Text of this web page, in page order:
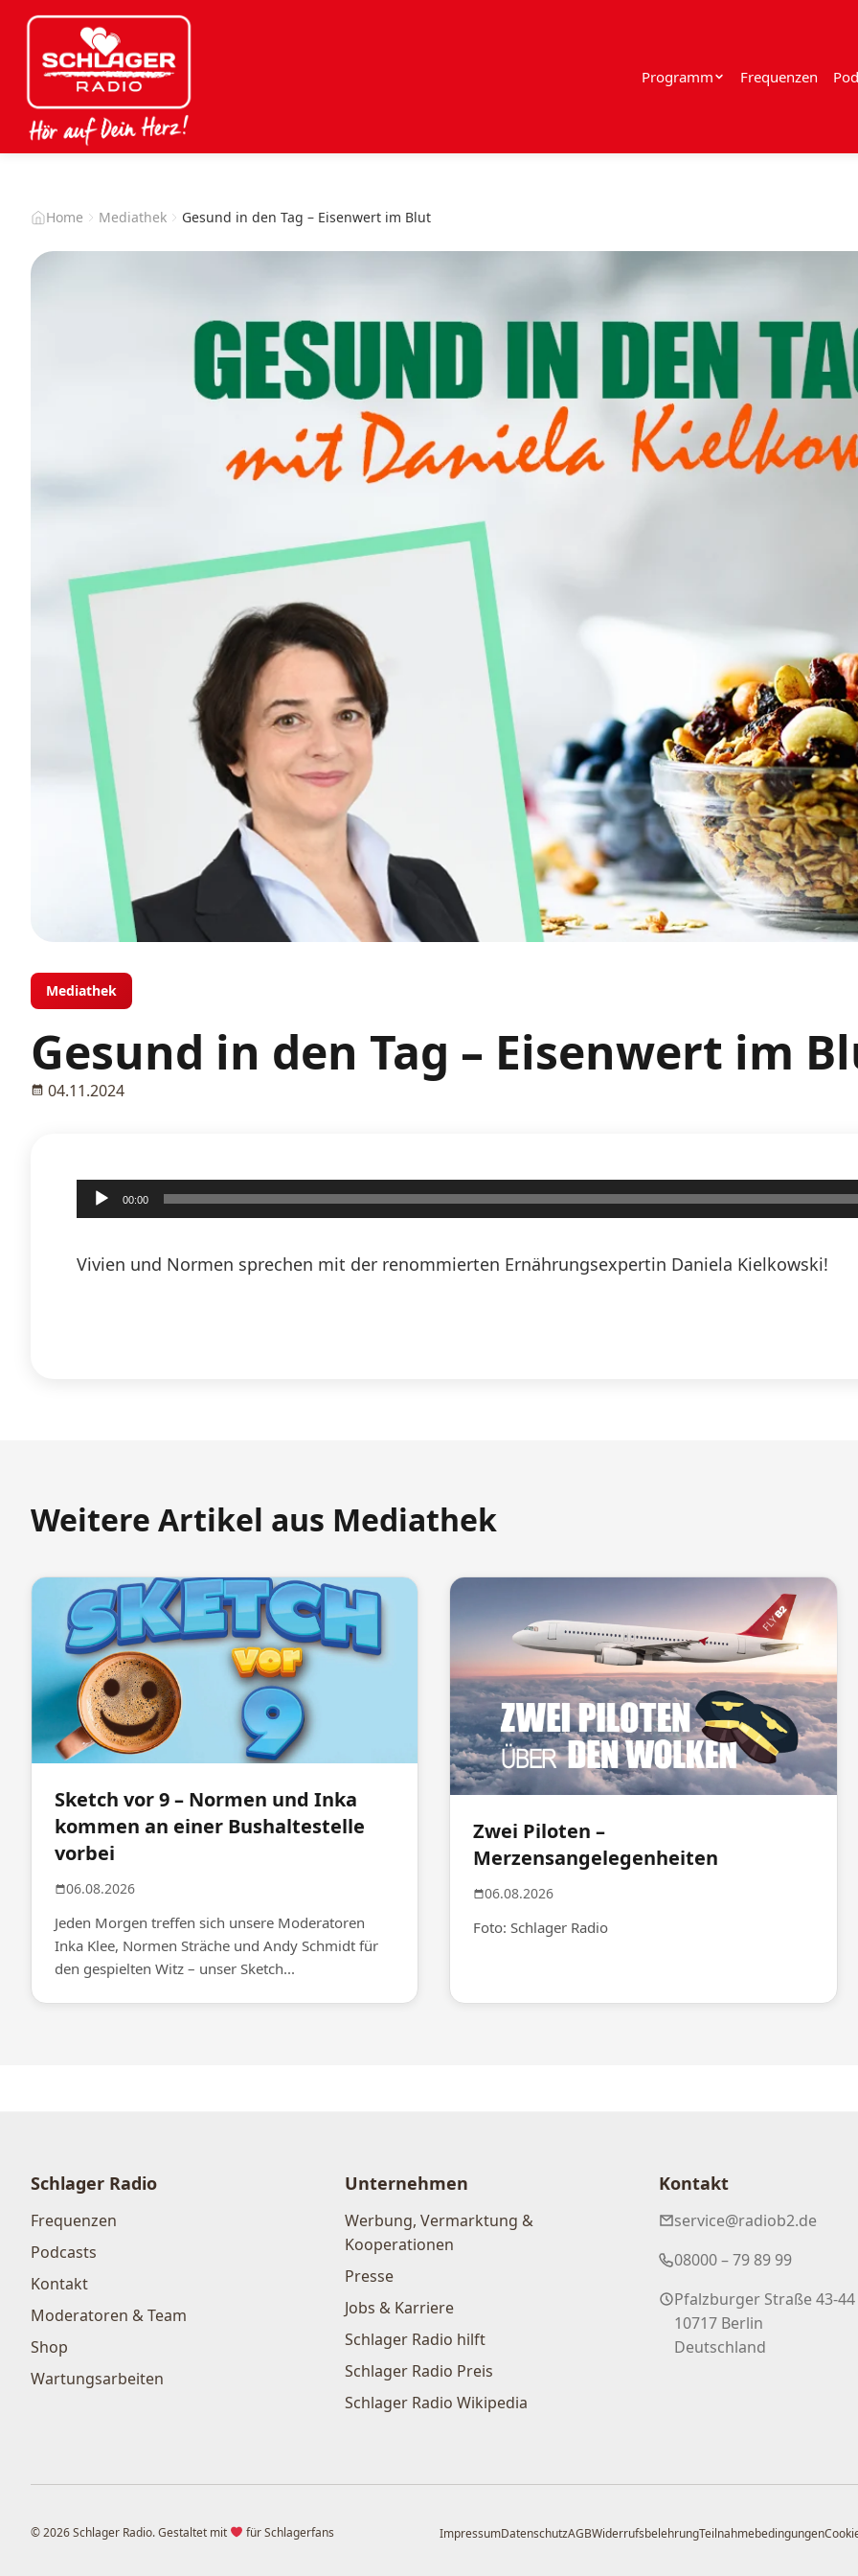
Programm Frequenzen
Home Mediathek Gesund in den Tag – Eisenwert im Blut
Mediathek
Gesund in den Tag – Eisenwert im
04.11.2024
Audio-
Player
00:00
Vivien und Normen sprechen mit der renommierten Ernährungsexpertin Daniela Kielkowski!
Weitere Artikel aus Mediathek
Sketch vor 9 – Normen und Inka
kommen an einer Bushaltestelle
vorbei
06.08.2026
Jeden Morgen treffen sich unsere Moderatoren
Inka Klee, Normen Sträche und Andy Schmidt für
den gespielten Witz – unser Sketch...
Zwei Piloten –
Merzensangelegenheiten
06.08.2026
Foto: Schlager Radio
Schlager Radio
Frequenzen
Podcasts
Kontakt
Moderatoren & Team
Shop
Wartungsarbeiten
Unternehmen
Werbung, Vermarktung &
Kooperationen
Presse
Jobs & Karriere
Schlager Radio hilft
Schlager Radio Preis
Schlager Radio Wikipedia
Kontakt
service@radiob2.de
08000 – 79 89 99
Pfalzburger Straße 43-44
10717 Berlin
Deutschland
© 2026 Schlager Radio. Gestaltet mit für Schlagerfans ImpressumDatenschutzAGBWiderrufsbelehrungTeilnahmebedingungen